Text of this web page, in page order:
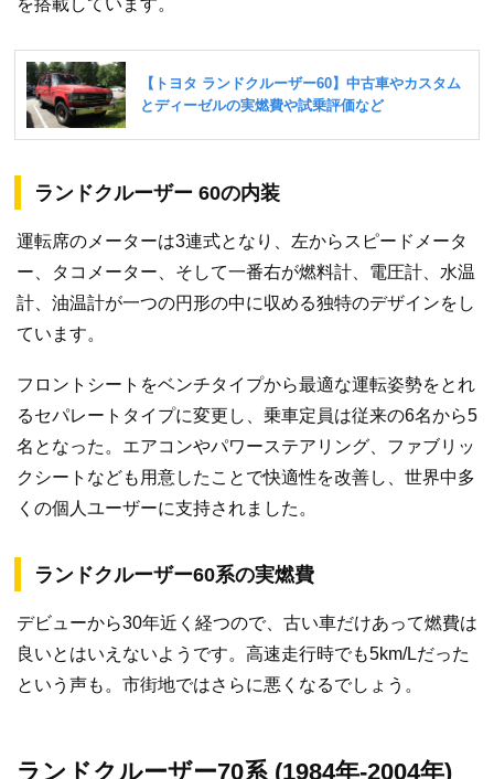
ランドクルーザー 60の内装
運転席のメーターは3連式となり、左からスピードメータ
ー、タコメーター、そして一番右が燃料計、電圧計、水温
計、油温計が一つの円形の中に収める独特のデザインをし
ています。
フロントシートをベンチタイプから最適な運転姿勢をとれ
るセパレートタイプに変更し、乗車定員は従来の6名から5
名となった。エアコンやパワーステアリング、ファブリッ
クシートなども用意したことで快適性を改善し、世界中多
くの個人ユーザーに支持されました。
ランドクルーザー60系の実燃費
デビューから30年近く経つので、古い車だけあって燃費は
良いとはいえないようです。高速走行時でも5km/Lだった
という声も。市街地ではさらに悪くなるでしょう。
ランドクルーザー70系 (1984年-2004年)